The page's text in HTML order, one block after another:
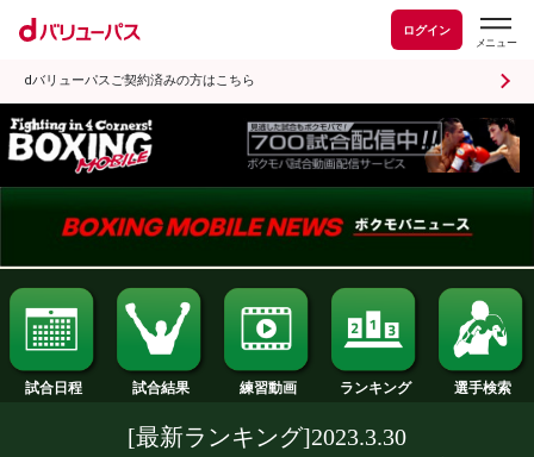
ログイン
dバリューパスご契約済みの方はこちら